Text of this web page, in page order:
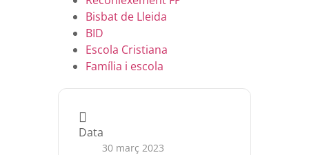
Bisbat de Lleida
BID
Escola Cristiana
Família i escola
Data
30 març 2023